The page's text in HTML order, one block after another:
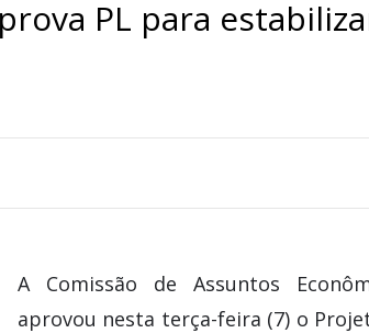
PL para
A Comissão de Assuntos
aprovou nesta terça-feira (7) o